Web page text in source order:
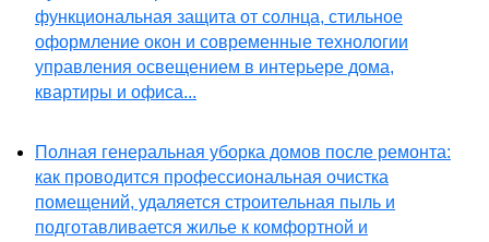
функциональная защита от солнца, стильное
оформление окон и современные технологии
управления освещением в интерьере дома,
квартиры и офиса...
Полная генеральная уборка домов после ремонта:
как проводится профессиональная очистка
помещений, удаляется строительная пыль и
подготавливается жилье к комфортной и